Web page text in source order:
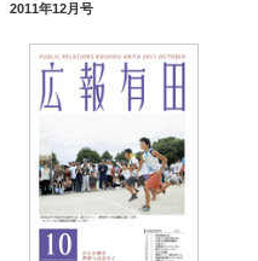
2011年12月号